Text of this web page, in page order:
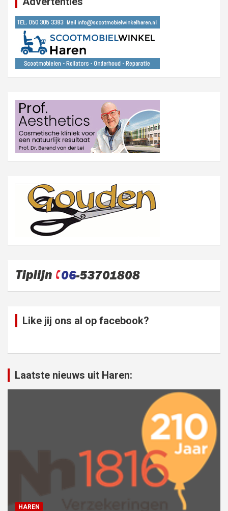
Like jij ons al op facebook?
Laatste nieuws uit Haren:
HAREN